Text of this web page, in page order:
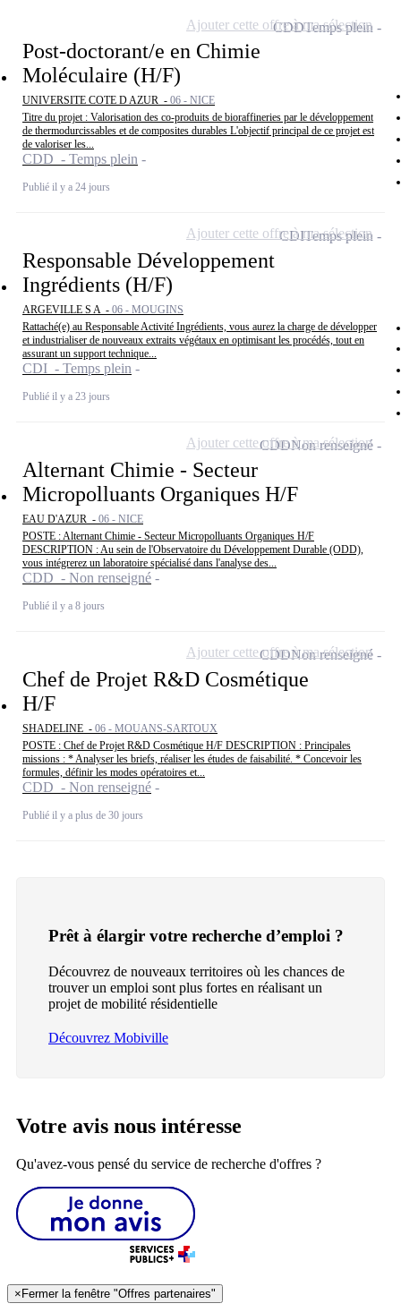
Post-doctorant/e en Chimie
Moléculaire (H/F)
UNIVERSITE COTE D AZUR - 06 - NICE
Titre du projet : Valorisation des co-produits de bioraffineries par le développement
de thermodurcissables et de composites durables L'objectif principal de ce projet est
de valoriser les...
CDD - Temps plein
Publié il y a 24 jours
CDDTemps plein
Ajouter cette offre à ma sélection
Responsable Développement
Ingrédients (H/F)
ARGEVILLE S A - 06 - MOUGINS
Rattaché(e) au Responsable Activité Ingrédients, vous aurez la charge de développer
et industrialiser de nouveaux extraits végétaux en optimisant les procédés, tout en
assurant un support technique...
CDI - Temps plein
Publié il y a 23 jours
CDITemps plein
Ajouter cette offre à ma sélection
Alternant Chimie - Secteur
Micropolluants Organiques H/F
EAU D'AZUR - 06 - NICE
POSTE : Alternant Chimie - Secteur Micropolluants Organiques H/F
DESCRIPTION : Au sein de l'Observatoire du Développement Durable (ODD),
vous intégrerez un laboratoire spécialisé dans l'analyse des...
CDD - Non renseigné
Publié il y a 8 jours
CDDNon renseigné
Ajouter cette offre à ma sélection
Chef de Projet R&D Cosmétique
H/F
SHADELINE - 06 - MOUANS-SARTOUX
POSTE : Chef de Projet R&D Cosmétique H/F DESCRIPTION : Principales
missions : * Analyser les briefs, réaliser les études de faisabilité. * Concevoir les
formules, définir les modes opératoires et...
CDD - Non renseigné
Publié il y a plus de 30 jours
CDDNon renseigné
Ajouter cette offre à ma sélection
Prêt à élargir votre recherche d’emploi ?
Découvrez de nouveaux territoires où les chances de
trouver un emploi sont plus fortes en réalisant un
projet de mobilité résidentielle
Découvrez Mobiville
Votre avis nous intéresse
Qu'avez-vous pensé du service de recherche d'offres ?
× Fermer la fenêtre "Offres partenaires"